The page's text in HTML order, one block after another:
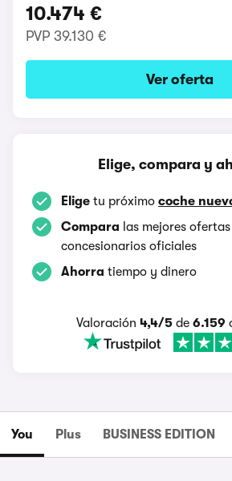
10.474 €
PVP 39.130 €
Ver oferta
Elige, compara y
Elige tu próximo coche
Compara las mejores
concesionarios oficiales
Ahorra tiempo y dinero
Valoración 4,4/5 de 6.159
You Plus BUSINESS EDITION